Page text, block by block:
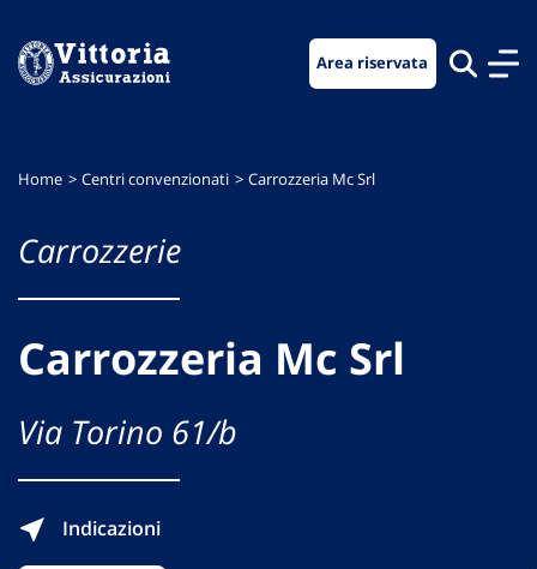
menu
contenuto
footer
Area riservata
Home Centri convenzionati Carrozzeria Mc Srl
Carrozzerie
Carrozzeria Mc Srl
Via Torino 61/b
Indicazioni